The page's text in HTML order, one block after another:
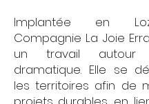
Implantée en
Compagnie La Joie
un travail autour
dramatique. Elle se
les territoires afin de